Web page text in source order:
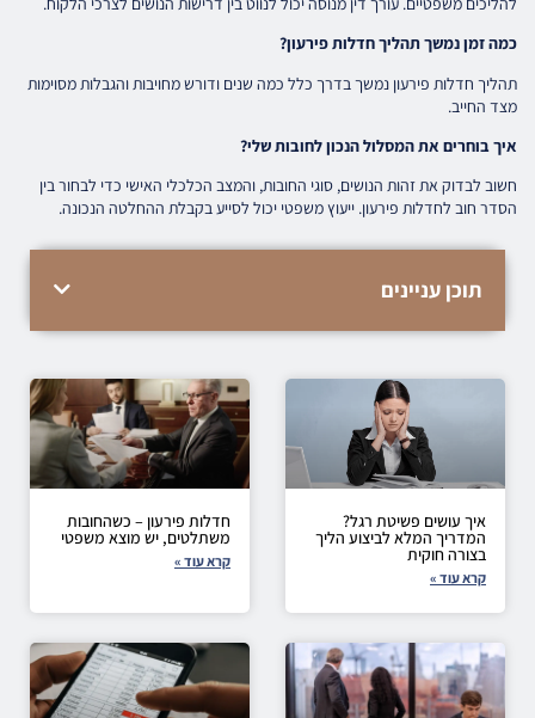
כמה זמן נמשך תהליך חדלות פירעון?
תהליך חדלות פירעון נמשך בדרך כלל כמה שנים ודורש מחויבות והגבלות מסוימות
מצד החייב.
איך בוחרים את המסלול הנכון לחובות שלי?
חשוב לבדוק את זהות הנושים, סוגי החובות, והמצב הכלכלי האישי כדי לבחור בין
הסדר חוב לחדלות פירעון. ייעוץ משפטי יכול לסייע בקבלת ההחלטה הנכונה.
תוכן עניינים
איך עושים פשיטת רגל?
המדריך המלא לביצוע הליך
בצורה חוקית
קרא עוד »
חדלות פירעון – כשהחובות
משתלטים, יש מוצא משפטי
קרא עוד »